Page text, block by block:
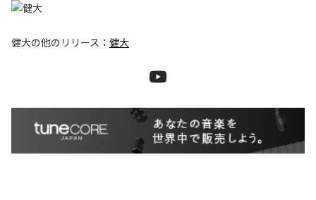
健大の他のリリース： 健大